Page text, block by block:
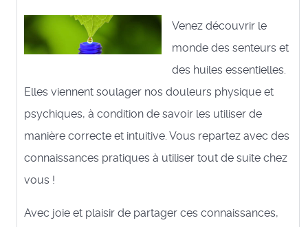
Venez découvrir le
monde des senteurs et
des huiles essentielles.
Elles viennent soulager nos douleurs physique et
psychiques, à condition de savoir les utiliser de
manière correcte et intuitive. Vous repartez avec des
connaissances pratiques à utiliser tout de suite chez
vous !
Avec joie et plaisir de partager ces connaissances,